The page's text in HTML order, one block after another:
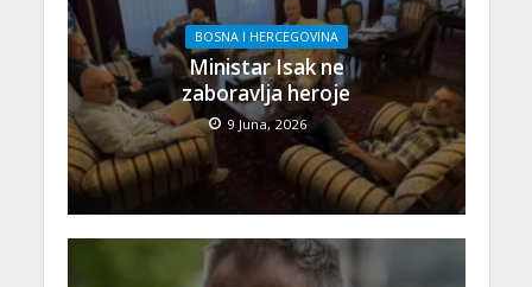
BOSNA I HERCEGOVINA
Ministar Isak ne
zaboravlja heroje
9 Juna, 2026